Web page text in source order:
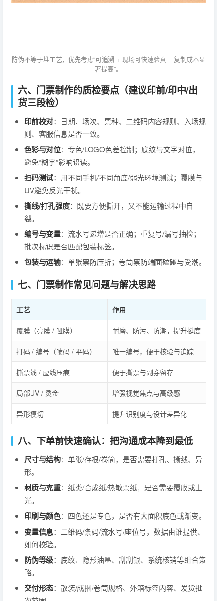
防伪不等于堆工艺，优先考虑“可追溯 + 现场可快速验真 + 复制成本显
著提高”。
六、门票制作的质检要点（建议印前/印中/出
货三段检）
印前校对：日期、场次、票种、二维码内容规则、入场规
则、客服信息是否一致。
色彩与对位：专色/LOGO色差控制；底纹与文字对位，
避免“糊字”影响识读。
扫码测试：用不同手机/不同角度/弱光环境测试；覆膜与
UV避免反光干扰。
撕线/打孔强度：既要方便撕开，又不能运输过程中自
裂。
编号与变量：流水号递增是否正确；重复号/漏号抽检；
批次标识是否匹配包装标签。
包装与运输：单张票防压折；卷筒票防端面磕碰与受潮。
七、门票制作常见问题与解决思路
工艺 作用
覆膜（亮膜 / 哑膜） 耐磨、防污、防潮，提升挺度
打码 / 编号（喷码 / 平码） 唯一编号，便于核验与追踪
撕票线 / 虚线压痕 便于撕票与副券留存
局部UV / 烫金 增强视觉焦点与高级感
异形模切 提升识别度与设计差异化
八、下单前快速确认：把沟通成本降到最低
尺寸与结构：单张/存根/卷筒，是否需要打孔、撕线、异
形。
材质与克重：纸类/合成纸/热敏票纸，是否需要覆膜或上
光。
印刷与颜色：四色还是专色，是否有大面积底色或渐变。
变量信息：二维码/条码/流水号/座位号，数据由谁提供、
如何校验。
防伪等级：底纹、隐形油墨、刮刮银、系统核销等组合策
略。
交付形态：散装/成捆/卷筒规格、外箱标签内容、发货批